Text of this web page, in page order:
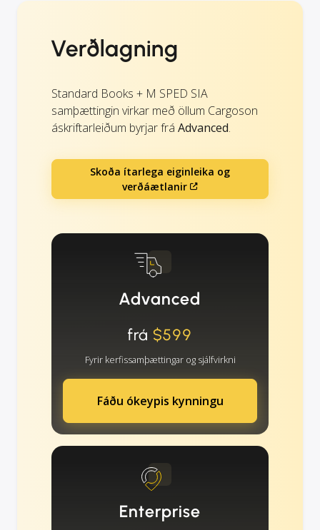
Verðlagning
Standard Books + M SPED SIA
samþættingin virkar með öllum Cargoson
áskriftarleiðum byrjar frá Advanced.
Skoða ítarlega eiginleika og
verðáætlanir
Advanced
frá $599
Fyrir kerfissamþættingar og sjálfvirkni
Fáðu ókeypis kynningu
Enterprise